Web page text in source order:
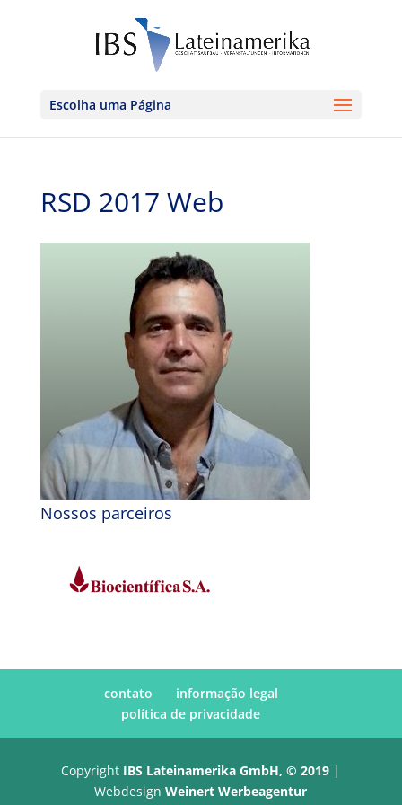
Escolha uma Página
RSD 2017 Web
Nossos parceiros
contato
informação legal
política de privacidade
Copyright IBS Lateinamerika GmbH, © 2019 |
WebdesignWeinert Werbeagentur